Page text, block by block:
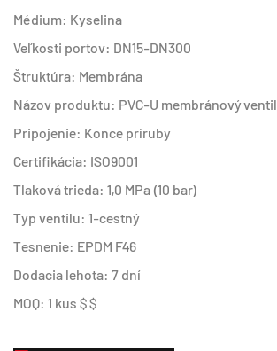
Médium: Kyselina
Veľkosti portov: DN15-DN300
Štruktúra: Membrána
Názov produktu: PVC-U membránový ventil
Pripojenie: Konce príruby
Certifikácia: ISO9001
Tlaková trieda: 1,0 MPa (10 bar)
Typ ventilu: 1-cestný
Tesnenie: EPDM F46
Dodacia lehota: 7 dní
MOQ: 1 kus $ $